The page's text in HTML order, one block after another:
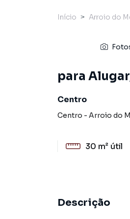
Início Arroio do
para
Centro
Centro - Arroio do
30 m² útil
Descrição